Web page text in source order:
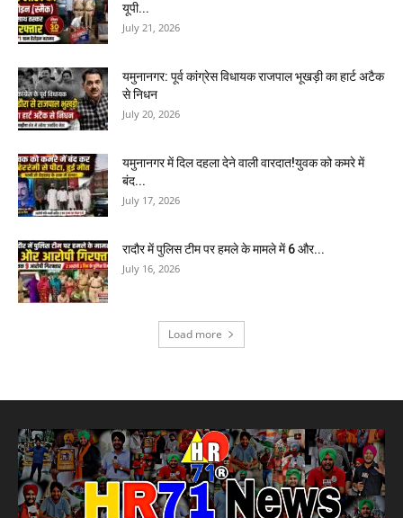
यूपी...
July 21, 2026
यमुनानगर: पूर्व कांग्रेस विधायक राजपाल भूखड़ी का हार्ट अटैक
से निधन
July 20, 2026
यमुनानगर में दिल दहला देने वाली वारदात!युवक को कमरे में
बंद...
July 17, 2026
रादौर में पुलिस टीम पर हमले के मामले में 6 और...
July 16, 2026
Load more